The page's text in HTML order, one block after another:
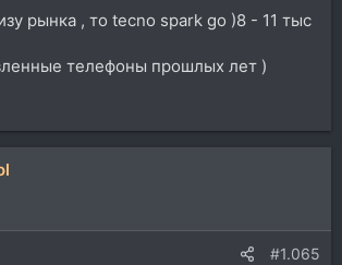
рынка , то tecno spark go )8 - 11 тыс
телефоны прошлых лет )
#1.065